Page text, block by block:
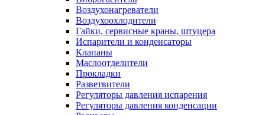
Воздухонагреватели
Воздухоохлодители
Гайки, сервисные краны, штуцера
Испарители и конденсаторы
Клапаны
Маслоотделители
Прокладки
Разветвители
Регуляторы давления испарения
Регуляторы давления конденсации